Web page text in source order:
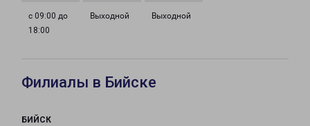
с 09:00 до
18:00
Выходной Выходной
Филиалы в Бийске
БИЙСК